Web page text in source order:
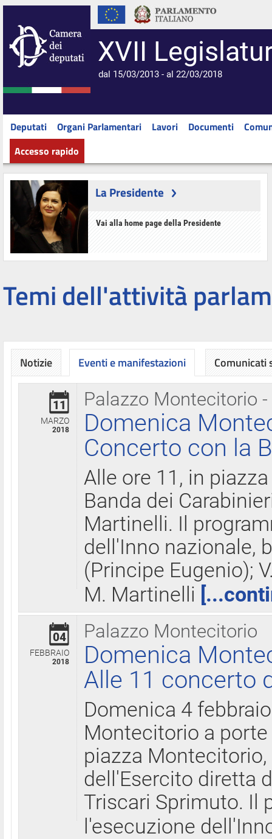
XVII
dal 15/03/2013 - al 22/03/2018
Deputati Organi Parlamentari Lavori Documenti
Accesso rapido
La Presidente
Vai alla home page della Presidente
Temi dell'attività
Notizie Eventi e manifestazioni
Palazzo Montecitorio
11
MARZO
2018
Domenica
Concerto con la
Alle ore 11, in
Banda dei
Martinelli. Il
dell'Inno nazionale,
(Principe Eugenio);
M. Martinelli
Palazzo Montecitorio
04
FEBBRAIO
2018
Domenica
Alle 11 concerto
Domenica 4
Montecitorio a
piazza
dell'Esercito diretta
Triscari Sprimuto. Il
l'esecuzione
Comunicati